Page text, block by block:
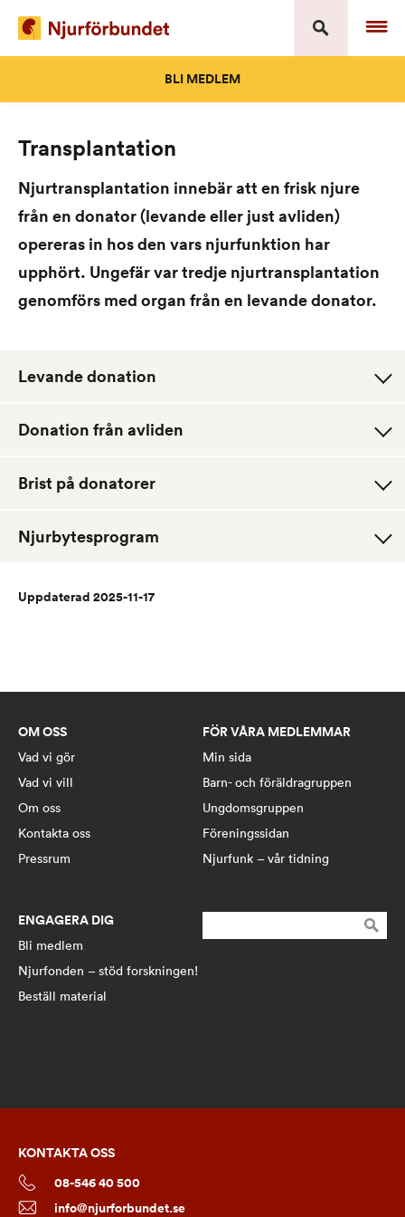
content
BLI MEDLEM
Transplantation
Njurtransplantation innebär att en frisk njure
från en donator (levande eller just avliden)
opereras in hos den vars njurfunktion har
upphört. Ungefär var tredje njurtransplantation
genomförs med organ från en levande donator.
Levande donation
Donation från avliden
Brist på donatorer
Njurbytesprogram
Uppdaterad 2025-11-17
OM OSS
Vad vi gör
Vad vi vill
Om oss
Kontakta oss
Pressrum
ENGAGERA DIG
Bli medlem
Njurfonden – stöd forskningen!
Beställ material
FÖR VÅRA MEDLEMMAR
Min sida
Barn- och föräldragruppen
Ungdomsgruppen
Föreningssidan
Njurfunk – vår tidning
efter:
KONTAKTA OSS
08-546 40 500
info@njurforbundet.se